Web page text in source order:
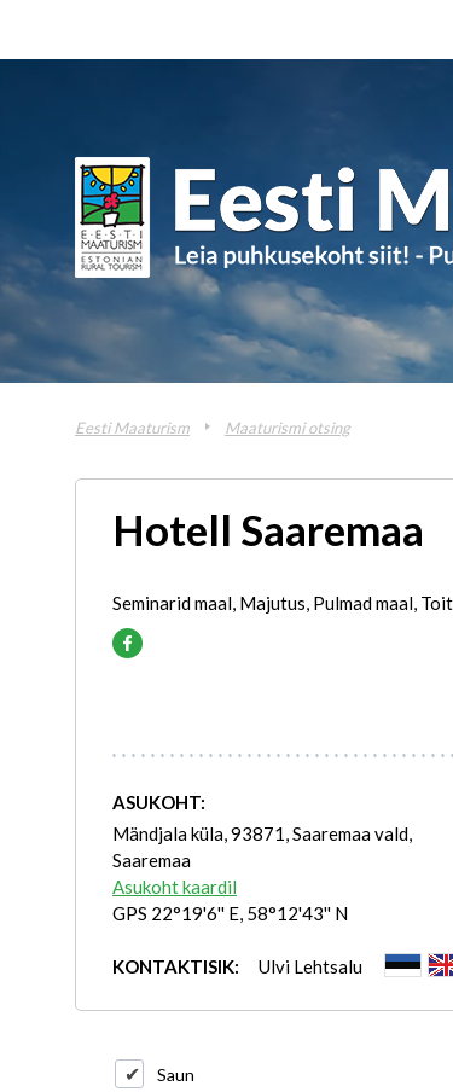
Eesti Maaturism Maaturismi otsing
Hotell Saaremaa
Seminarid maal, Majutus, Pulmad maal,
ASUKOHT:
Mändjala küla, 93871, Saaremaa vald,
Saaremaa
Asukoht kaardil
GPS 22°19'6'' E, 58°12'43'' N
KONTAKTISIK: Ulvi Lehtsalu
Saun